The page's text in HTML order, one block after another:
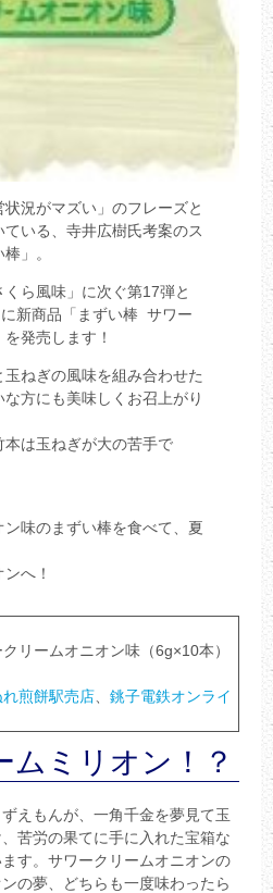
状況がマズい」のフレーズと
いる、寺井広樹氏考案のス
まずい棒」。
ら風味」に次ぐ第17弾と
新商品「まずい棒 サワー
発売します！
ねぎの風味を組み合わせた
方にも美味しくお召上がり
本は玉ねぎが大の苦手で
味のまずい棒を食べて、夏
へ！
リームオニオン味（6g×10本）
れ煎餅駅売店 、銚子電鉄オンライ
ムミリオン！？
えもんが、一角千金を夢見て玉
苦労の果てに手に入れた宝箱な
す。サワークリームオニオンの
の夢、どちらも一度味わったら